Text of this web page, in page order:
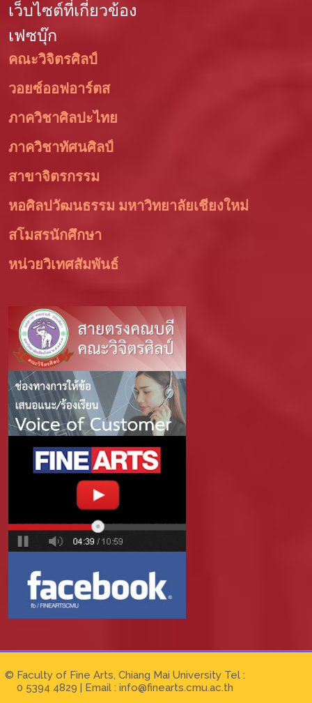
เว็บไซต์ที่เกี่ยวข้อง
เฟซบุ๊ก
คณะวิจิตรศิลป์
วอยซ์ออฟอาร์ตส
ภาควิชาศิลปะไทย
ภาควิชาทัศนศิลป์
สาขาจิตรกรรม
หอศิลปวัฒนธรรม มหาวิทยาลัยเชียงใหม่
สโมสรนักศึกษา
หน่วยวิเทศสัมพันธ์
© Faculty of Fine Arts, Chiang Mai University Tel :
0 5394 4829 | Email :info@finearts.cmu.ac.th